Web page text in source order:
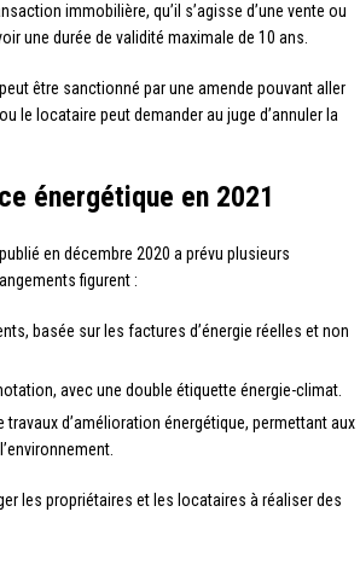
immobilière, qu’il s’agisse d’une vente ou
une durée de validité maximale de 10 ans.
être sanctionné par une amende pouvant aller
le locataire peut demander au juge d’annuler la
énergétique en 2021
en décembre 2020 a prévu plusieurs
figurent :
basée sur les factures d’énergie réelles et non
avec une double étiquette énergie-climat.
d’amélioration énergétique, permettant aux
les propriétaires et les locataires à réaliser des